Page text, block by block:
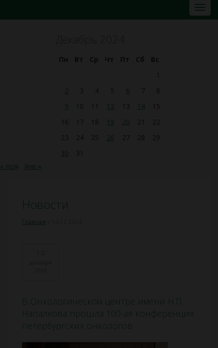
Пн Вт Ср Чт Пт Сб
Вс
1
2
3 4 5 6 7
8
9
10 11 12 13 14
15
16
17 18 19 20 21
22
23
24 25 26 27 28
29
30
31
« Ноя
Янв »
Новости
Главная
В Онкологическом центре имени Н.П.
Напалкова прошла 100-ая конференция
петербургских онкологов